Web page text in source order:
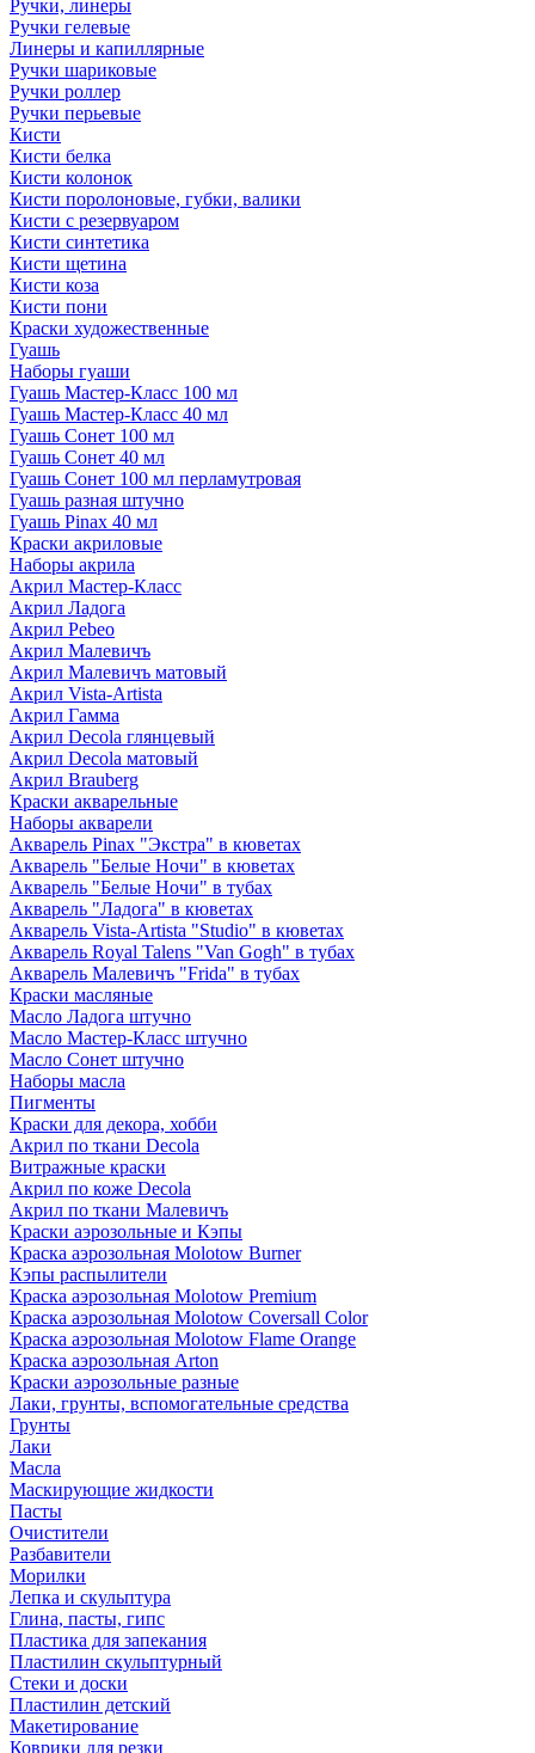
Ручки, линеры
Ручки гелевые
Линеры и капиллярные
Ручки шариковые
Ручки роллер
Ручки перьевые
Кисти
Кисти белка
Кисти колонок
Кисти поролоновые, губки, валики
Кисти с резервуаром
Кисти синтетика
Кисти щетина
Кисти коза
Кисти пони
Краски художественные
Гуашь
Наборы гуаши
Гуашь Мастер-Класс 100 мл
Гуашь Мастер-Класс 40 мл
Гуашь Сонет 100 мл
Гуашь Сонет 40 мл
Гуашь Сонет 100 мл перламутровая
Гуашь разная штучно
Гуашь Pinax 40 мл
Краски акриловые
Наборы акрила
Акрил Мастер-Класс
Акрил Ладога
Акрил Pebeo
Акрил Малевичъ
Акрил Малевичъ матовый
Акрил Vista-Artista
Акрил Гамма
Акрил Decola глянцевый
Акрил Decola матовый
Акрил Brauberg
Краски акварельные
Наборы акварели
Акварель Pinax "Экстра" в кюветах
Акварель "Белые Ночи" в кюветах
Акварель "Белые Ночи" в тубах
Акварель "Ладога" в кюветах
Акварель Vista-Artista "Studio" в кюветах
Акварель Royal Talens "Van Gogh" в тубах
Акварель Малевичъ "Frida" в тубах
Краски масляные
Масло Ладога штучно
Масло Мастер-Класс штучно
Масло Сонет штучно
Наборы масла
Пигменты
Краски для декора, хобби
Акрил по ткани Decola
Витражные краски
Акрил по коже Decola
Акрил по ткани Малевичъ
Краски аэрозольные и Кэпы
Краска аэрозольная Molotow Burner
Кэпы распылители
Краска аэрозольная Molotow Premium
Краска аэрозольная Molotow Coversall Color
Краска аэрозольная Molotow Flame Orange
Краска аэрозольная Arton
Краски аэрозольные разные
Лаки, грунты, вспомогательные средства
Грунты
Лаки
Масла
Маскирующие жидкости
Пасты
Очистители
Разбавители
Морилки
Лепка и скульптура
Глина, пасты, гипс
Пластика для запекания
Пластилин скульптурный
Стеки и доски
Пластилин детский
Макетирование
Коврики для резки